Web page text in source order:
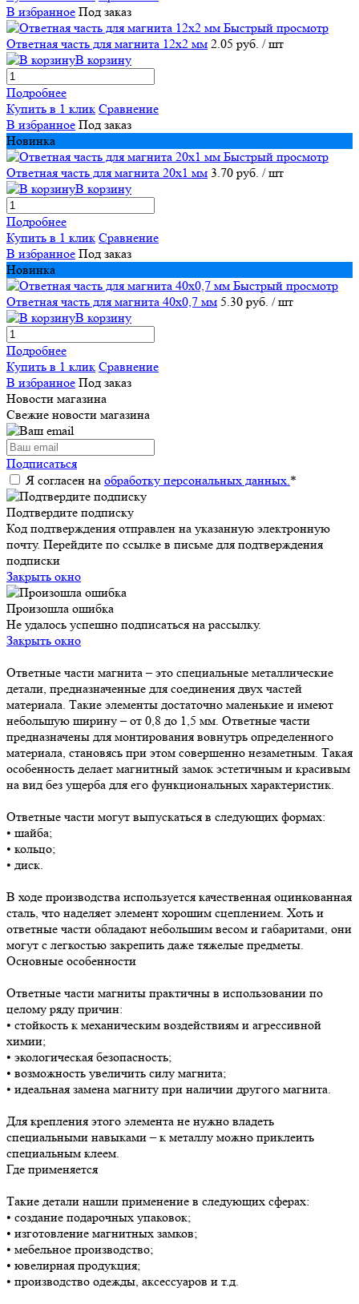
В избранное Под заказ
Быстрый просмотр
Ответная часть для магнита 12х2 мм 2.05 руб. / шт
В корзину
Подробнее
Купить в 1 клик Сравнение
В избранное Под заказ
Новинка
Быстрый просмотр
Ответная часть для магнита 20х1 мм 3.70 руб. / шт
В корзину
Подробнее
Купить в 1 клик Сравнение
В избранное Под заказ
Новинка
Быстрый просмотр
Ответная часть для магнита 40х0,7 мм 5.30 руб. / шт
В корзину
Подробнее
Купить в 1 клик Сравнение
В избранное Под заказ
Новости магазина
Свежие новости магазина
Подписаться
Я согласен на обработку персональных данных.*
Подтвердите подписку
Код подтверждения отправлен на указанную электронную
почту. Перейдите по ссылке в письме для подтверждения
подписки
Закрыть окно
Произошла ошибка
Не удалось успешно подписаться на рассылку.
Закрыть окно
Ответные части магнита – это специальные металлические
детали, предназначенные для соединения двух частей
материала. Такие элементы достаточно маленькие и имеют
небольшую ширину – от 0,8 до 1,5 мм. Ответные части
предназначены для монтирования вовнутрь определенного
материала, становясь при этом совершенно незаметным. Такая
особенность делает магнитный замок эстетичным и красивым
на вид без ущерба для его функциональных характеристик.
Ответные части могут выпускаться в следующих формах:
• шайба;
• кольцо;
• диск.
В ходе производства используется качественная оцинкованная
сталь, что наделяет элемент хорошим сцеплением. Хоть и
ответные части обладают небольшим весом и габаритами, они
могут с легкостью закрепить даже тяжелые предметы.
Основные особенности
Ответные части магниты практичны в использовании по
целому ряду причин:
• стойкость к механическим воздействиям и агрессивной
химии;
• экологическая безопасность;
• возможность увеличить силу магнита;
• идеальная замена магниту при наличии другого магнита.
Для крепления этого элемента не нужно владеть
специальными навыками – к металлу можно приклеить
специальным клеем.
Где применяется
Такие детали нашли применение в следующих сферах:
• создание подарочных упаковок;
• изготовление магнитных замков;
• мебельное производство;
• ювелирная продукция;
• производство одежды, аксессуаров и т.д.